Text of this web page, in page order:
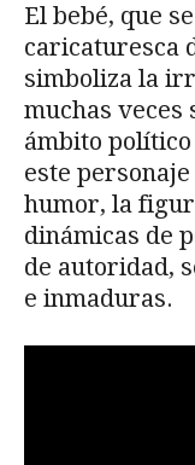
El bebé, que
caricaturesca
simboliza la
muchas veces
ámbito
este
humor, la
dinámicas de
de autoridad,
e inmaduras.